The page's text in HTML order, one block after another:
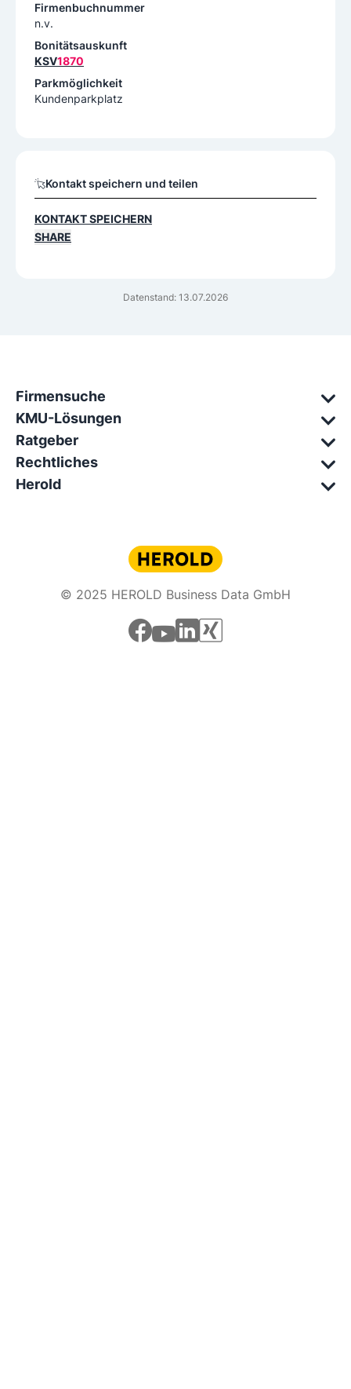
Datenstand: 13.07.2026
Firmenbuchnummer
n.v.
Bonitätsauskunft
KSV1870
Parkmöglichkeit
Kundenparkplatz
Kontakt speichern und teilen
KONTAKT SPEICHERN
SHARE
Firmensuche
KMU-Lösungen
Ratgeber
Rechtliches
Herold
© 2025 HEROLD Business Data GmbH